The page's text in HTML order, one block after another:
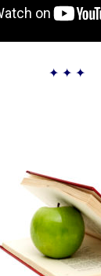
✦ ✦ ✦